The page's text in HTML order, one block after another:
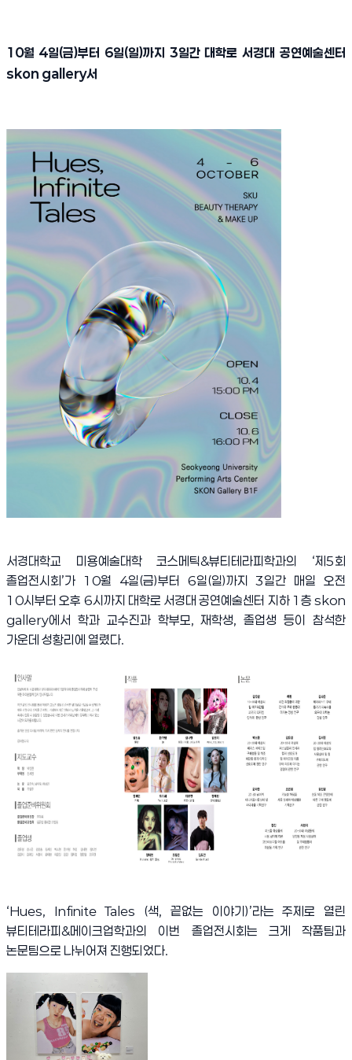
10월 4일(금)부터 6일(일)까지 3일간 대학로 서경대 공연예술센터
skon gallery서
서경대학교 미용예술대학 코스메틱&뷰티테라피학과의 ‘제5회
졸업전시회 ’가 10월 4일(금)부터 6일(일)까지3일간 매일 오전
10시부터 오후 6시까지 대학로 서경대 공연예술센터 지하 1 층 skon
gallery에서 학과 교수진과 학부모,재학생,졸업생 등이 참석한
가운데 성황리에 열렸다.
‘Hues, Infinite Tales (색, 끝없는 이야기 )’라는 주제로 열린
뷰티테라피 &메이크업학과의 이번 졸업전시회는 크게 작품팀과
논문팀으로 나뉘어져 진행되었다.